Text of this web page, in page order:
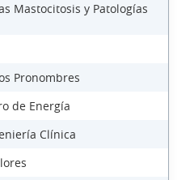
Mastocitosis y Patologías
Pronombres
de Energía
Clínica